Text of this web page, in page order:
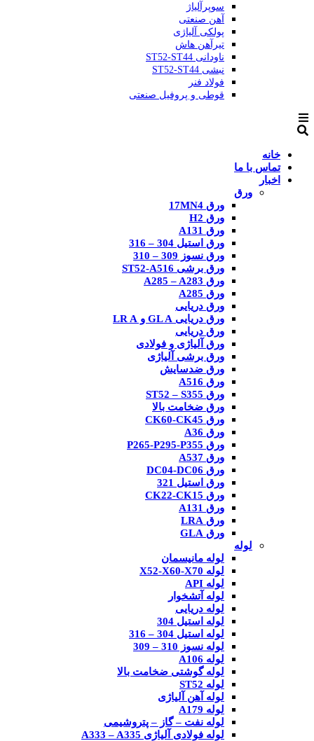
سوپرآلیاژ
آهن صنعتی
پولکی آلیاژی
تیرآهن هاش
ناودانی ST52-ST44
نبشی ST52-ST44
فولاد فنر
قوطی و پروفیل صنعتی
خانه
تماس با ما
اخبار
ورق
ورق 17MN4
ورق H2
ورق A131
ورق استیل 304 – 316
ورق نسوز 309 – 310
ورق برشی ST52-A516
ورق A285 – A283
ورق A285
ورق دریایی
ورق دریایی GL A و LR A
ورق دریایی
ورق آلیاژی و فولادی
ورق برشی آلیاژی
ورق ضدسایش
ورق A516
ورق ST52 – S355
ورق ضخامت بالا
ورق CK60-CK45
ورق A36
ورق P265-P295-P355
ورق A537
ورق DC04-DC06
ورق استیل 321
ورق CK22-CK15
ورق A131
ورق LRA
ورق GLA
لوله
لوله مانیسمان
لوله X52-X60-X70
لوله API
لوله آتشخوار
لوله دریایی
لوله استیل 304
لوله استیل 304 – 316
لوله نسوز 310 – 309
لوله A106
لوله گوشتی ضخامت بالا
لوله ST52
لوله آهن آلیاژی
لوله A179
لوله نفت – گاز – پتروشیمی
لوله فولادی آلیاژی A333 – A335